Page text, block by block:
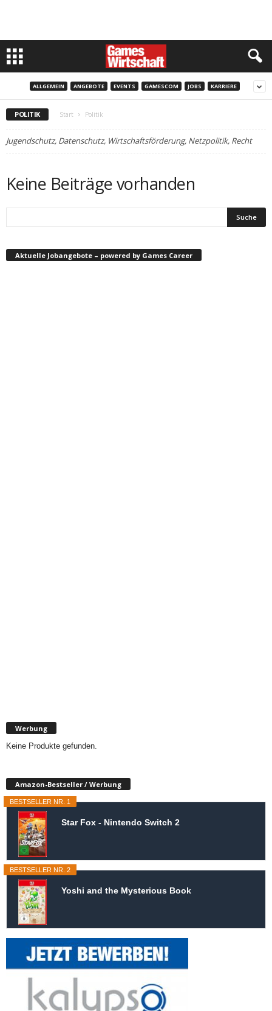
ALLGEMEIN ANGEBOTE EVENTS GAMESCOM JOBS KARRIERE
POLITIK Start Politik
Jugendschutz, Datenschutz, Wirtschaftsförderung, Netzpolitik, Recht
Keine Beiträge vorhanden
Aktuelle Jobangebote – powered by Games Career
Werbung
Keine Produkte gefunden.
Amazon-Bestseller / Werbung
BESTSELLER NR. 1
Star Fox - Nintendo Switch 2
BESTSELLER NR. 2
Yoshi and the Mysterious Book